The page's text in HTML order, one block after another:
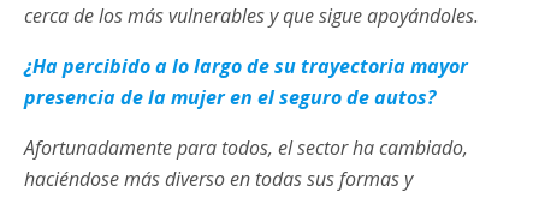
cerca de los más vulnerables y que sigue apoyándoles.
¿Ha percibido a lo largo de su trayectoria mayor
presencia de la mujer en el seguro de autos?
Afortunadamente para todos, el sector ha cambiado,
haciéndose más diverso en todas sus formas y